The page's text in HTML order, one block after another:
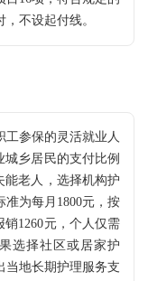
不设起付线。
工参保的灵活就业人
城乡居民的支付比例
能老人，选择机构护
为每月1800元，按
1260元，个人仅需
选择社区或居家护
当地长期护理服务支